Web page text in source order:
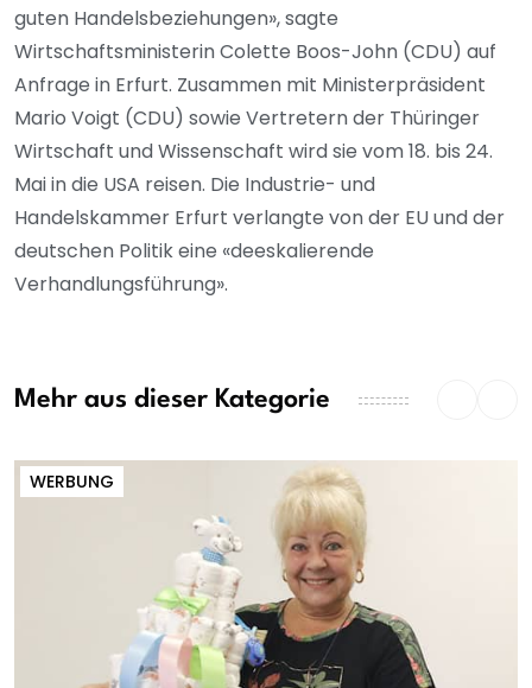
guten Handelsbeziehungen», sagte
Wirtschaftsministerin Colette Boos-John (CDU) auf
Anfrage in Erfurt. Zusammen mit Ministerpräsident
Mario Voigt (CDU) sowie Vertretern der Thüringer
Wirtschaft und Wissenschaft wird sie vom 18. bis 24.
Mai in die USA reisen. Die Industrie- und
Handelskammer Erfurt verlangte von der EU und der
deutschen Politik eine «deeskalierende
Verhandlungsführung».
Mehr aus dieser Kategorie
WERBUNG